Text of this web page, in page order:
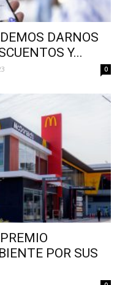
DARNOS
Y...
0
POR SUS